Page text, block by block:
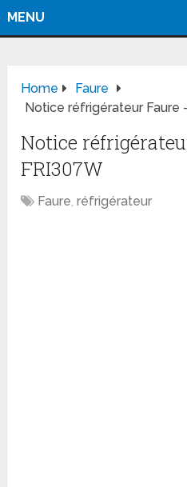
MENU
Home
Faure
Notice réfrigérateur Faure
Notice
FRI307W
Faure,réfrigérateur